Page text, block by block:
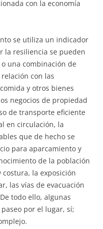
con la economía
se utiliza un indicador
la resiliencia se pueden
una combinación de
con las
y otros bienes
negocios de propiedad
de transporte eficiente
en circulación, la
que de hecho se
para aparcamiento y
de la población
la exposición
las vías de evacuación
todo ello, algunas
por el lugar, sí;